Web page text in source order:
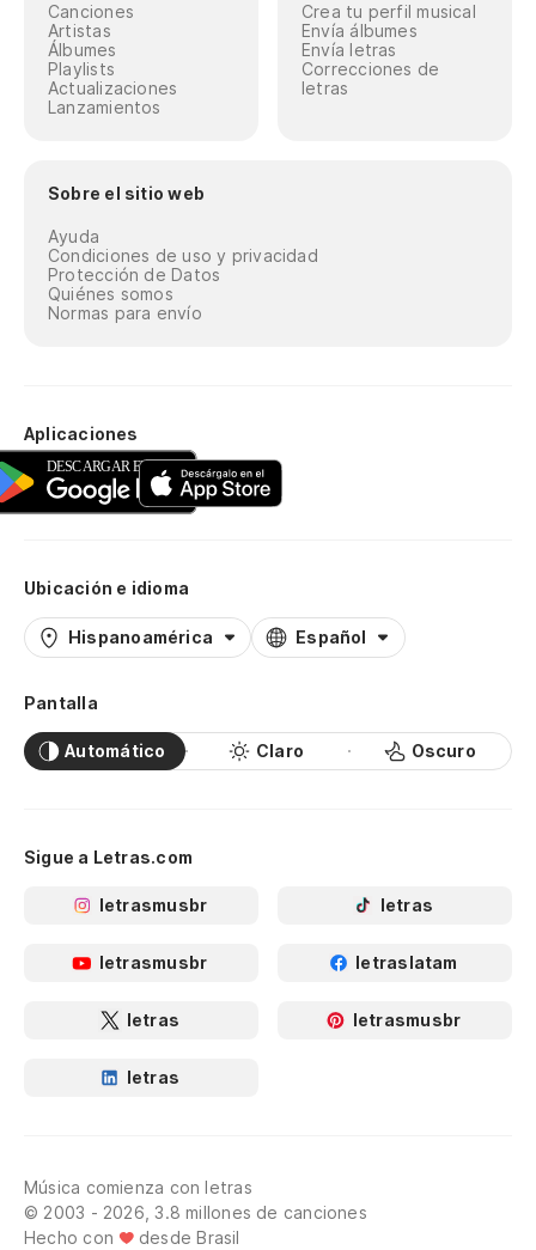
Canciones
Artistas
Álbumes
Playlists
Actualizaciones
Lanzamientos
Crea tu perfil musical
Envía álbumes
Envía letras
Correcciones de
letras
Sobre el sitio web
Ayuda
Condiciones de uso y privacidad
Protección de Datos
Quiénes somos
Normas para envío
Aplicaciones
Ubicación e idioma
Hispanoamérica Español
Pantalla
Automático Claro Oscuro
Sigue a Letras.com
letrasmusbr letras
letrasmusbr letraslatam
letras letrasmusbr
letras
Música comienza con letras
© 2003 - 2026, 3.8 millones de canciones
Hecho con
desde Brasil